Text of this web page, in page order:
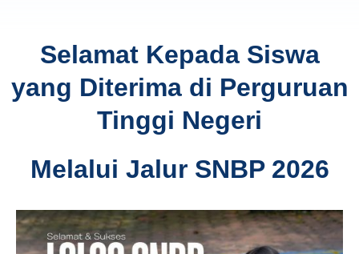
Selamat Kepada Siswa
yang Diterima di Perguruan
Tinggi Negeri
Melalui Jalur SNBP 2026